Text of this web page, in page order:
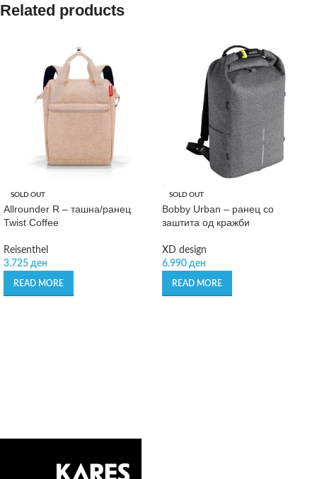
Related products
SOLD OUT
Allrounder R – ташна/ранец
Twist Coffee
Reisenthel
3.725 ден
READ MORE
SOLD OUT
Bobby Urban – ранец со
заштита од кражби
XD design
6.990 ден
READ MORE